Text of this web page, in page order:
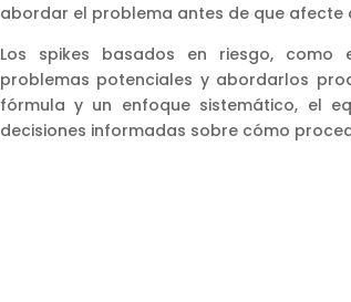
abordar el problema antes de que afecte
Los spikes basados en riesgo, como
problemas potenciales y abordarlos
fórmula y un enfoque sistemático, el
decisiones informadas sobre cómo